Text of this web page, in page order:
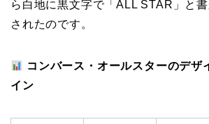
ら白地に黒文字で「ALL STAR」と
されたのです。
コンバース・オールスターのデザ
イン